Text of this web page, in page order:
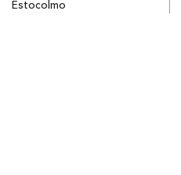
Estocolmo